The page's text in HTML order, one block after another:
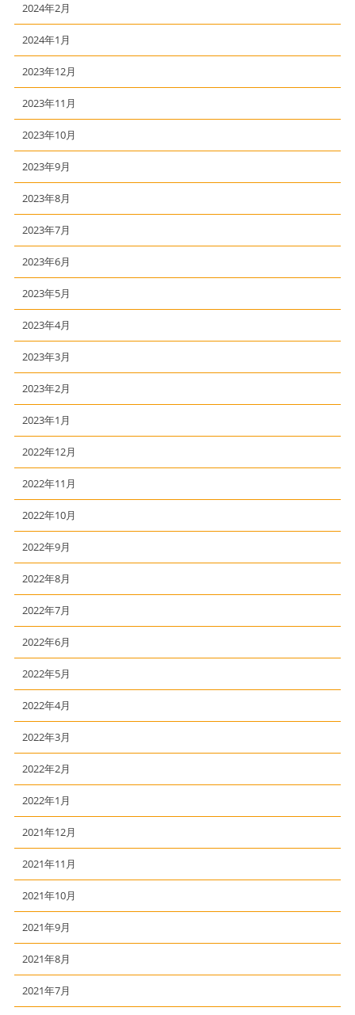
2024年2月
2024年1月
2023年12月
2023年11月
2023年10月
2023年9月
2023年8月
2023年7月
2023年6月
2023年5月
2023年4月
2023年3月
2023年2月
2023年1月
2022年12月
2022年11月
2022年10月
2022年9月
2022年8月
2022年7月
2022年6月
2022年5月
2022年4月
2022年3月
2022年2月
2022年1月
2021年12月
2021年11月
2021年10月
2021年9月
2021年8月
2021年7月